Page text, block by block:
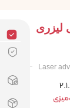
لیزری
Laser